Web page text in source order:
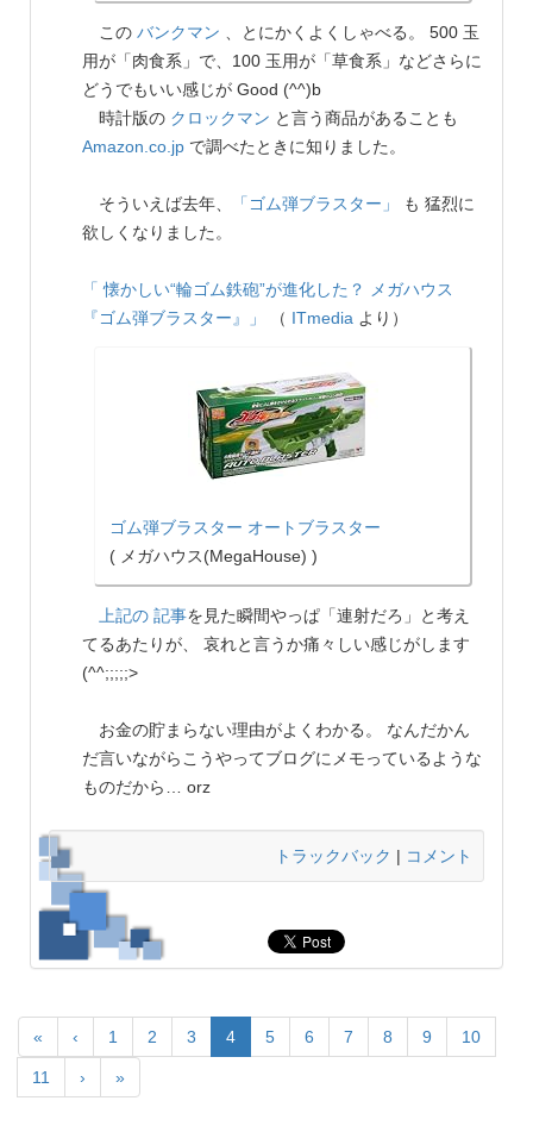
この バンクマン 、とにかくよくしゃべる。 500 玉
用が「肉食系」で、100 玉用が「草食系」などさらに
どうでもいい感じが Good (^^)b
時計版の クロックマン と言う商品があることも
Amazon.co.jp で調べたときに知りました。
そういえば去年、 「ゴム弾ブラスター」
も 猛烈に
欲しくなりました。
「 懐かしい“輪ゴム鉄砲”が進化した？ メガハウス
『ゴム弾ブラスター』」
（ ITmedia より）
ゴム弾ブラスター オートブラスター
( メガハウス(MegaHouse) )
上記の 記事を見た瞬間やっぱ「連射だろ」と考え
てるあたりが、 哀れと言うか痛々しい感じがします
(^^;;;;;>
お金の貯まらない理由がよくわかる。 なんだかん
だ言いながらこうやってブログにメモっているような
ものだから… orz
トラックバック | コメント
« ‹ 1 2 3 4 5 6 7 8 9 10
11 › »